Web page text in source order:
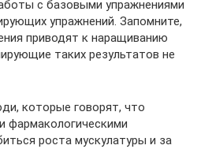
с базовыми упражнениями
упражнений. Запомните,
приводят к наращиванию
таких результатов не
которые говорят, что
фармакологическими
роста мускулатуры и за